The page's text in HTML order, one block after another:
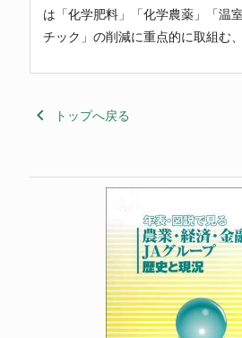
は「化学肥料」「化学農薬」「温
チック」の削減に重点的に取組む
keyboard_arrow_left トップへ戻る